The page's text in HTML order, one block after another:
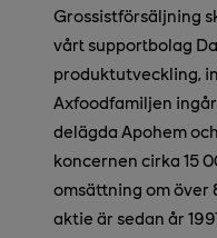
Grossistförsäljning
vårt supportbolag
produktutveckling,
Axfoodfamiljen
delägda Apohem
koncernen cirka 15
omsättning om över
aktie är sedan år